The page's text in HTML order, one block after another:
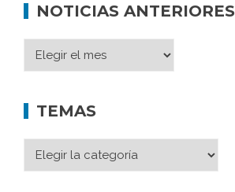
NOTICIAS ANTERIORES
TEMAS